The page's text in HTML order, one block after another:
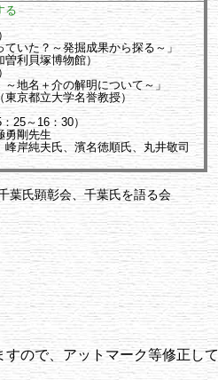
る
た？～発掘成果から探る～」
曽利貝塚博物館）
名＋介の解明について～」
都立大学名誉教授）
：25～16：30）
剛先生
純夫氏、濱名徳順氏、丸井敬司
葉氏顕彰会、千葉氏を語る会
ので、アットマーク等修正して